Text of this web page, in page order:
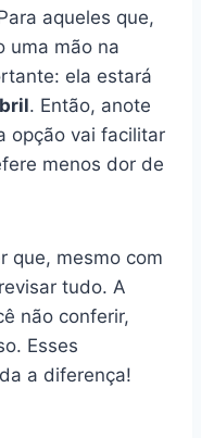
aqueles que,
uma mão na
ela estará
. Então, anote
opção vai facilitar
menos dor de
que, mesmo com
tudo. A
não conferir,
Esses
a diferença!